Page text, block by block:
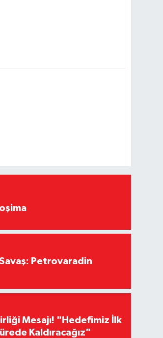
Petrovaradin
Mesajı! "Hedefimiz İlk
Kaldıracağız"